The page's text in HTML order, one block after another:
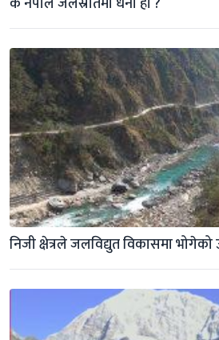
निजी क्षेत्रले जलविद्युत विकासमा भोगेको